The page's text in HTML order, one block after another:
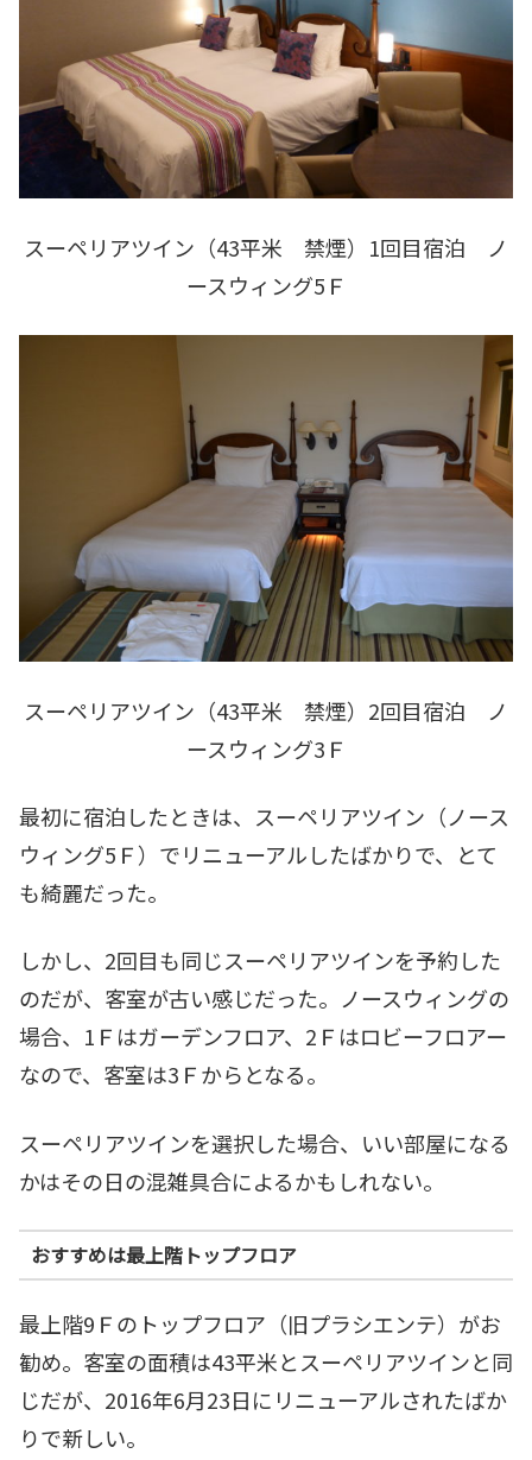
スーペリアツイン（43平米 禁煙）1回目宿泊 ノ
ースウィング5Ｆ
スーペリアツイン（43平米 禁煙）2回目宿泊 ノ
ースウィング3Ｆ
最初に宿泊したときは、スーペリアツイン（ノース
ウィング5Ｆ）でリニューアルしたばかりで、とて
も綺麗だった。
しかし、2回目も同じスーペリアツインを予約した
のだが、客室が古い感じだった。ノースウィングの
場合、1Ｆはガーデンフロア、2Ｆはロビーフロアー
なので、客室は3Ｆからとなる。
スーペリアツインを選択した場合、いい部屋になる
かはその日の混雑具合によるかもしれない。
おすすめは最上階トップフロア
最上階9Ｆのトップフロア（旧プラシエンテ）がお
勧め。客室の面積は43平米とスーペリアツインと同
じだが、2016年6月23日にリニューアルされたばか
りで新しい。